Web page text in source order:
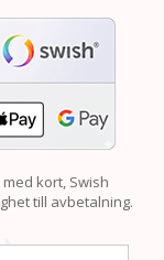
kort, Swish
till avbetalning.